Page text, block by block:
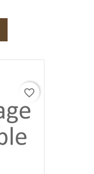
favorite_border